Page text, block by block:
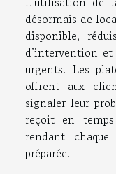
désormais de
disponible,
d’intervention
urgents. Les
offrent aux
signaler leur
reçoit en
rendant
préparée.